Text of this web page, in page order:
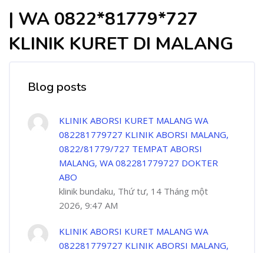
| WA 0822*81779*727
KLINIK KURET DI MALANG
Blog posts
KLINIK ABORSI KURET MALANG WA
082281779727 KLINIK ABORSI MALANG,
0822/81779/727 TEMPAT ABORSI
MALANG, WA 082281779727 DOKTER
ABO
klinik bundaku, Thứ tư, 14 Tháng một
2026, 9:47 AM
KLINIK ABORSI KURET MALANG WA
082281779727 KLINIK ABORSI MALANG,